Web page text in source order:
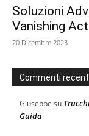
Soluzioni
Vanishing
20 Dicembre 2023
Commenti
Giuseppe su
Guida